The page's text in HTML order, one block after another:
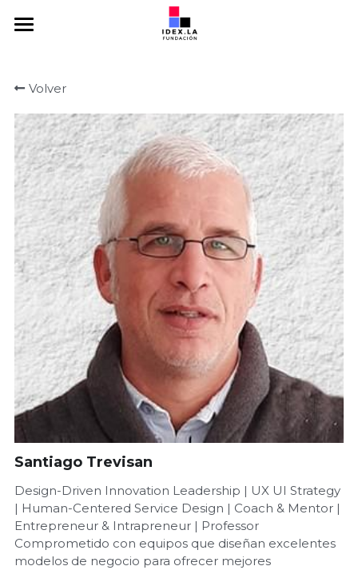
Somos
Emprendedores
Mentores
Inversores
Programas
Volver
Santiago Trevisan
Design-Driven Innovation Leadership | UX UI Strategy
| Human-Centered Service Design | Coach & Mentor |
Entrepreneur & Intrapreneur | Professor
Comprometido con equipos que diseñan excelentes
modelos de negocio para ofrecer mejores